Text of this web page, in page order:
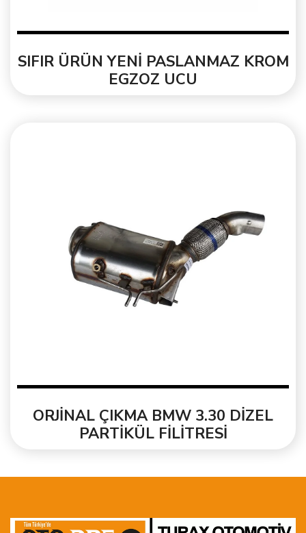
SIFIR ÜRÜN YENİ PASLANMAZ KROM
EGZOZ UCU
ORJİNAL ÇIKMA BMW 3.30 DİZEL
PARTİKÜL FİLİTRESİ